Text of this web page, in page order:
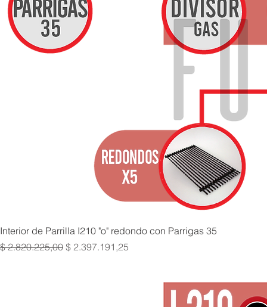
Interior de Parrilla I210 "o" redondo con Parrigas 35
Precio
$ 2.820.225,00 Precio de oferta
$ 2.397.191,25